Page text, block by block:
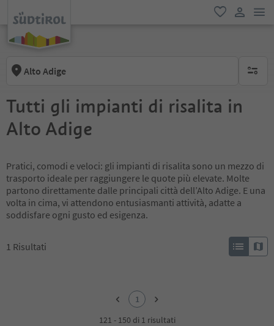
favoriti
Alto Adige
Tutti gli impianti di risalita in
Alto Adige
Pratici, comodi e veloci: gli impianti di risalita sono un mezzo di
trasporto ideale per raggiungere le quote più elevate. Molte
partono direttamente dalle principali città dell’Alto Adige. E una
volta in cima, vi attendono entusiasmanti attività, adatte a
soddisfare ogni gusto ed esigenza.
1 Risultati
1
121 - 150 di 1 risultati